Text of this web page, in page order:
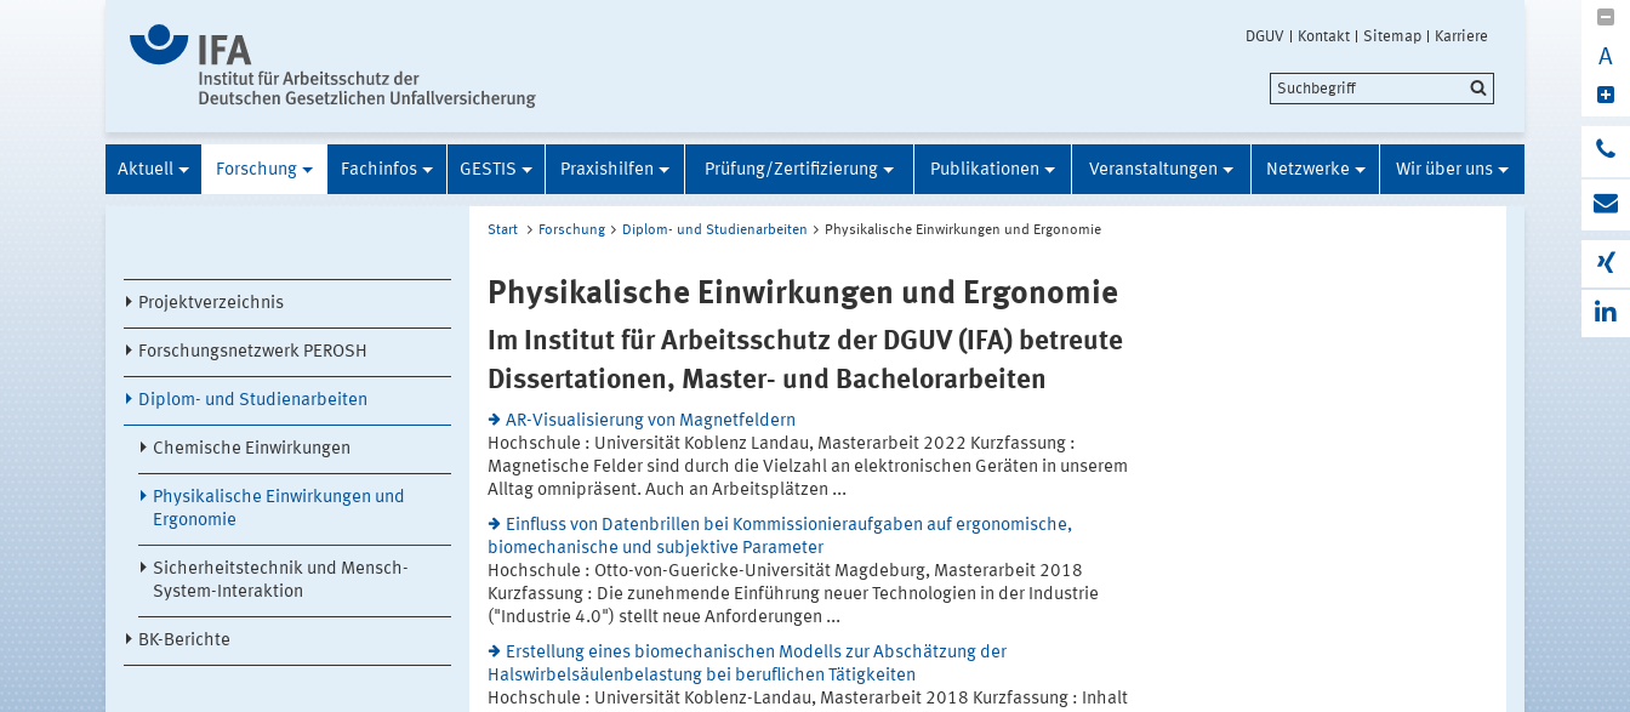
DGUV Kontakt Sitemap Karriere
A
Aktuell Forschung Fachinfos GESTIS Praxishilfen Prüfung/Zertifizierung Publikationen Veranstaltungen Netzwerke Wir über uns
Projektverzeichnis
Forschungsnetzwerk PEROSH
Diplom- und Studienarbeiten
Chemische Einwirkungen
Physikalische Einwirkungen und
Ergonomie
Sicherheitstechnik und Mensch-
System-Interaktion
BK-Berichte
Start Forschung Diplom- und Studienarbeiten Physikalische Einwirkungen und Ergonomie
Physikalische Einwirkungen und Ergonomie
Im Institut für Arbeitsschutz der DGUV (IFA) betreute
Dissertationen, Master- und Bachelorarbeiten
AR-Visualisierung von Magnetfeldern
Hochschule : Universität Koblenz Landau, Masterarbeit 2022 Kurzfassung :
Magnetische Felder sind durch die Vielzahl an elektronischen Geräten in unserem
Alltag omnipräsent. Auch an Arbeitsplätzen ...
Einfluss von Datenbrillen bei Kommissionieraufgaben auf ergonomische,
biomechanische und subjektive Parameter
Hochschule : Otto-von-Guericke-Universität Magdeburg, Masterarbeit 2018
Kurzfassung : Die zunehmende Einführung neuer Technologien in der Industrie
("Industrie 4.0") stellt neue Anforderungen ...
Erstellung eines biomechanischen Modells zur Abschätzung der
Halswirbelsäulenbelastung bei beruflichen Tätigkeiten
Hochschule : Universität Koblenz-Landau, Masterarbeit 2018 Kurzfassung : Inhalt